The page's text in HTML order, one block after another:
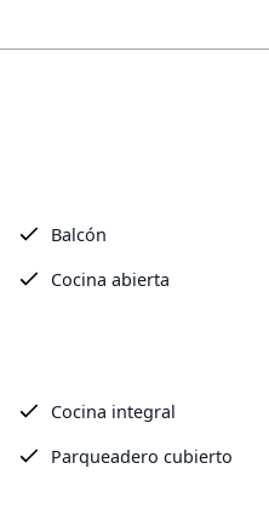
Balcón
Cocina abierta
Cocina integral
Parqueadero cubierto